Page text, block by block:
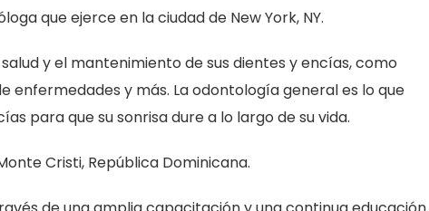
que ejerce en la ciudad de New York, NY.
y el mantenimiento de sus dientes y encías, como
enfermedades y más. La odontología general es lo que
para que su sonrisa dure a lo largo de su vida.
Cristi, República Dominicana.